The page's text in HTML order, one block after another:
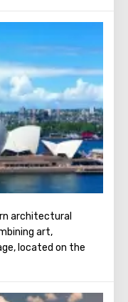
architectural
art,
located on the